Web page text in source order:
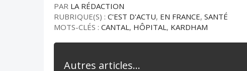
PAR LA RÉDACTION
RUBRIQUE(S) : C'EST D'ACTU, EN FRANCE, SANTÉ
MOTS-CLÉS : CANTAL , HÔPITAL , KARDHAM
Autres articles...